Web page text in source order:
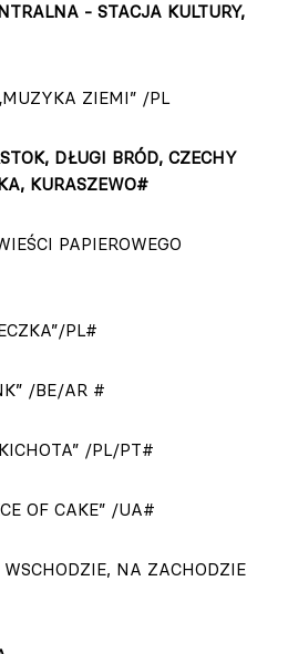
- STACJA KULTURY,
ZIEMI” /PL
DŁUGI BRÓD, CZECHY
KURASZEWO#
PAPIEROWEGO
PL#
/BE/AR #
/PL/PT#
OF CAKE” /UA#
NA ZACHODZIE